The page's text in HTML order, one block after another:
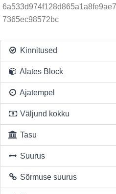
7365ec98572bc
Kinnitused
Alates Block
Ajatempel
Väljund kokku
Tasu
Suurus
Sõrmuse suurus